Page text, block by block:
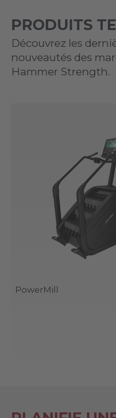
PRODUITS
Découvrez les
nouveautés des
Hammer Strength.
PowerMill